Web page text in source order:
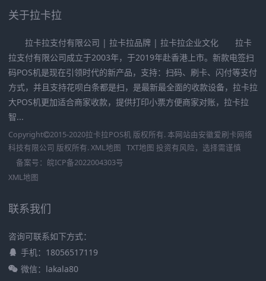
关于拉卡拉
拉卡拉支付有限公司 | 拉卡拉品牌 | 拉卡拉企业文化 拉卡
拉支付有限公司成立于2003年，于2019年赴香港上市。新款电签扫
码POS机是现在引领时代的新产品，支持：扫码、刷卡、闪付等支付
方式，并且支持花呗白条都是扫，是最新最全面的收款设备，拉卡拉
大POS机更加适合商家收款，提供打印小票方便商家对账，拉卡拉
智...
Copyright 2015-2020拉卡拉POS机 版权所有. 本网站由安徽爱刷卡网络
科技有限公司 版权所有. XML地图 TXT地图 投资有风险，选择需谨慎
备案号： 皖ICP备2022004303号
XML地图
联系我们
咨询可联系如下方式：
手机：18056517119
微信：lakala80